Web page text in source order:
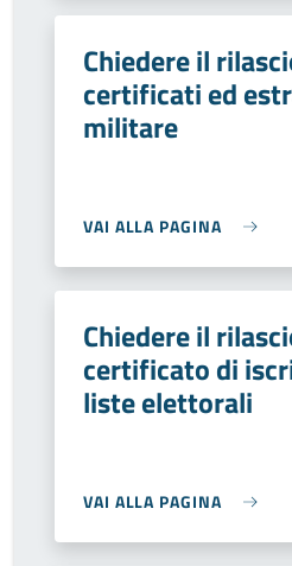
Chiedere il
certificati ed
militare
VAI ALLA PAGINA
Chiedere il
certificato di
liste elettorali
VAI ALLA PAGINA